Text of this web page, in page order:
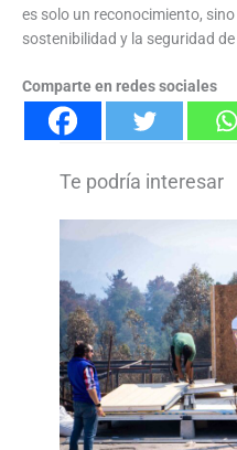
es solo un reconocimiento,
sostenibilidad y la seguridad
Comparte en redes sociales